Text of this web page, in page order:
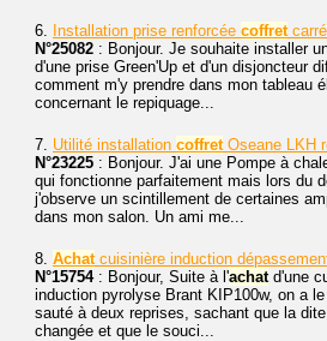
6. Installation prise renforcée coffret
N°25082 : Bonjour. Je souhaite installer
d'une prise Green'Up et d'un disjoncteur
comment m'y prendre dans mon tableau
concernant le repiquage...
7. Utilité installation coffretOseane LKH
N°23225 : Bonjour. J'ai une Pompe à
qui fonctionne parfaitement mais lors du
j'observe un scintillement de certaines
dans mon salon. Un ami me...
8. Achatcuisinière induction
N°15754: Bonjour, Suite à l'achatd'une
induction pyrolyse Brant KIP100w, on a
sauté à deux reprises, sachant que la
changée et que le souci...